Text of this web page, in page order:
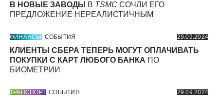
В НОВЫЕ ЗАВОДЫ
В TSMC СОЧЛИ ЕГО
ПРЕДЛОЖЕНИЕ НЕРЕАЛИСТИЧНЫМ
ФИНАНСЫ СОБЫТИЯ 29.09.2024
КЛИЕНТЫ СБЕРА ТЕПЕРЬ МОГУТ ОПЛАЧИВАТЬ
ПОКУПКИ С КАРТ ЛЮБОГО БАНКА ПО
БИОМЕТРИИ
ТРАНСПОРТ СОБЫТИЯ 29.09.2024